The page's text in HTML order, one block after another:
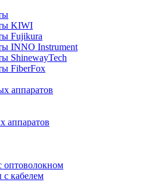
KIWI
Fujikura
INNO Instrument
ShinewayTech
FiberFox
аппаратов
аппаратов
оптоволокном
кабелем